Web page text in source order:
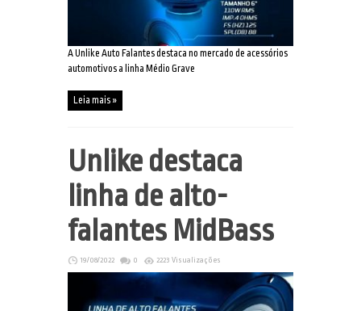
A Unlike Auto Falantes destaca no mercado de acessórios
automotivos a linha Médio Grave
Leia mais »
Unlike destaca
linha de alto-
falantes MidBass
19/08/2022 0 2223 Visualizações